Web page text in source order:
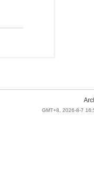
GMT+8, 2026-8-7